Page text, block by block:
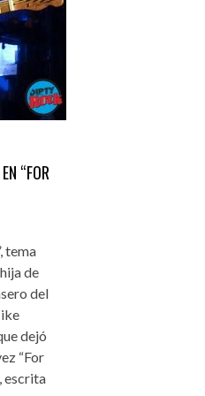
“FOR
tema
de
del
dejó
“For
escrita